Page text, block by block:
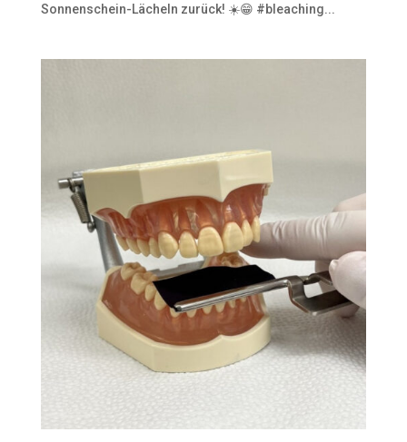
Sonnenschein-Lächeln zurück! ☀️😁 #bleaching...